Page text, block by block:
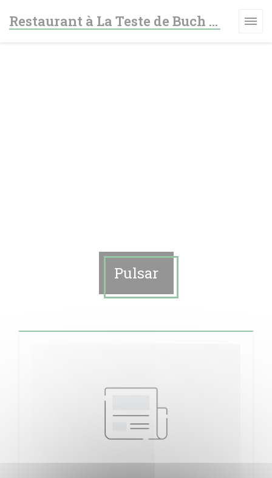
Restaurant à La Teste de Buch - Le fer à cheval
Pulsar